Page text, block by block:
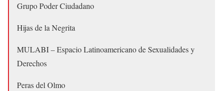
Grupo Poder Ciudadano
Hijas de la Negrita
MULABI – Espacio Latinoamericano de Sexualidades y
Derechos
Peras del Olmo